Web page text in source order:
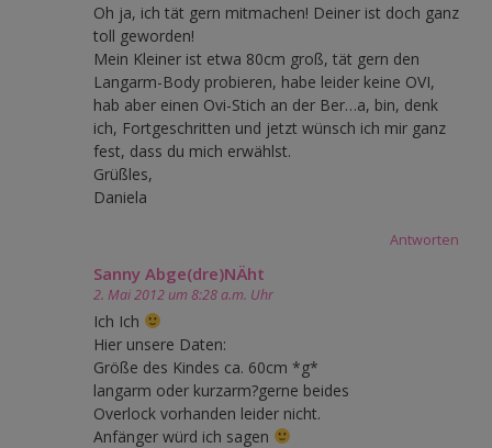
Oh ja, ich tät gern mitmachen! Deiner ist doch ganz
toll geworden!
Mein Kleiner ist etwa 80cm groß, tät gern den
Langarm-Body probieren, habe leider keine OVI,
hab aber einen Ovi-Stich an der Ber…a, bin, denk
ich, Fortgeschritten und jetzt wünsch ich mir ganz
fest, dass du mich erwählst.
Grüßles,
Daniela
Antworten
Sanny Abge(dre)NÄht
2. Mai 2012 um 8:28 a.m. Uhr
Ich Ich
Hier unsere Daten:
Größe des Kindes ca. 60cm *g*
langarm oder kurzarm?gerne beides
Overlock vorhanden leider nicht.
Anfänger würd ich sagen